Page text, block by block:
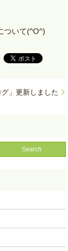
ついて(^O^)
グ」更新しました